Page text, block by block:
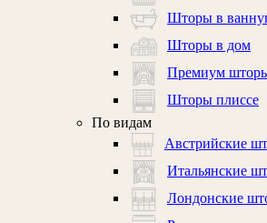
Шторы в
Шторы в дом
Премиум
Шторы плиссе
По видам
Австрийские
Итальянские
Лондонские